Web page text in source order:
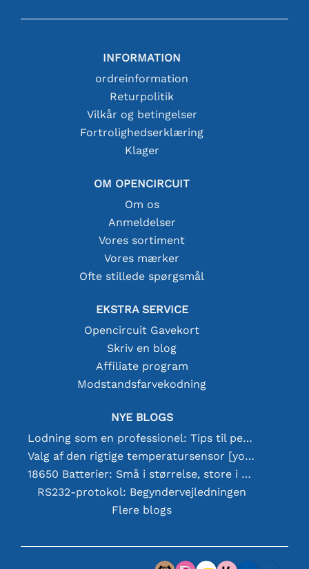
INFORMATION
ordreinformation
Returpolitik
Vilkår og betingelser
Fortrolighedserklæring
Klager
OM OPENCIRCUIT
Om os
Anmeldelser
Vores sortiment
Vores mærker
Ofte stillede spørgsmål
EKSTRA SERVICE
Opencircuit Gavekort
Skriv en blog
Affiliate program
Modstandsfarvekodning
NYE BLOGS
Lodning som en professionel: Tips til perfekte elektroniske forbindelser
Valg af den rigtige temperatursensor [youtube]
18650 Batterier: Små i størrelse, store i ydeevne
RS232-protokol: Begyndervejledningen
Flere blogs